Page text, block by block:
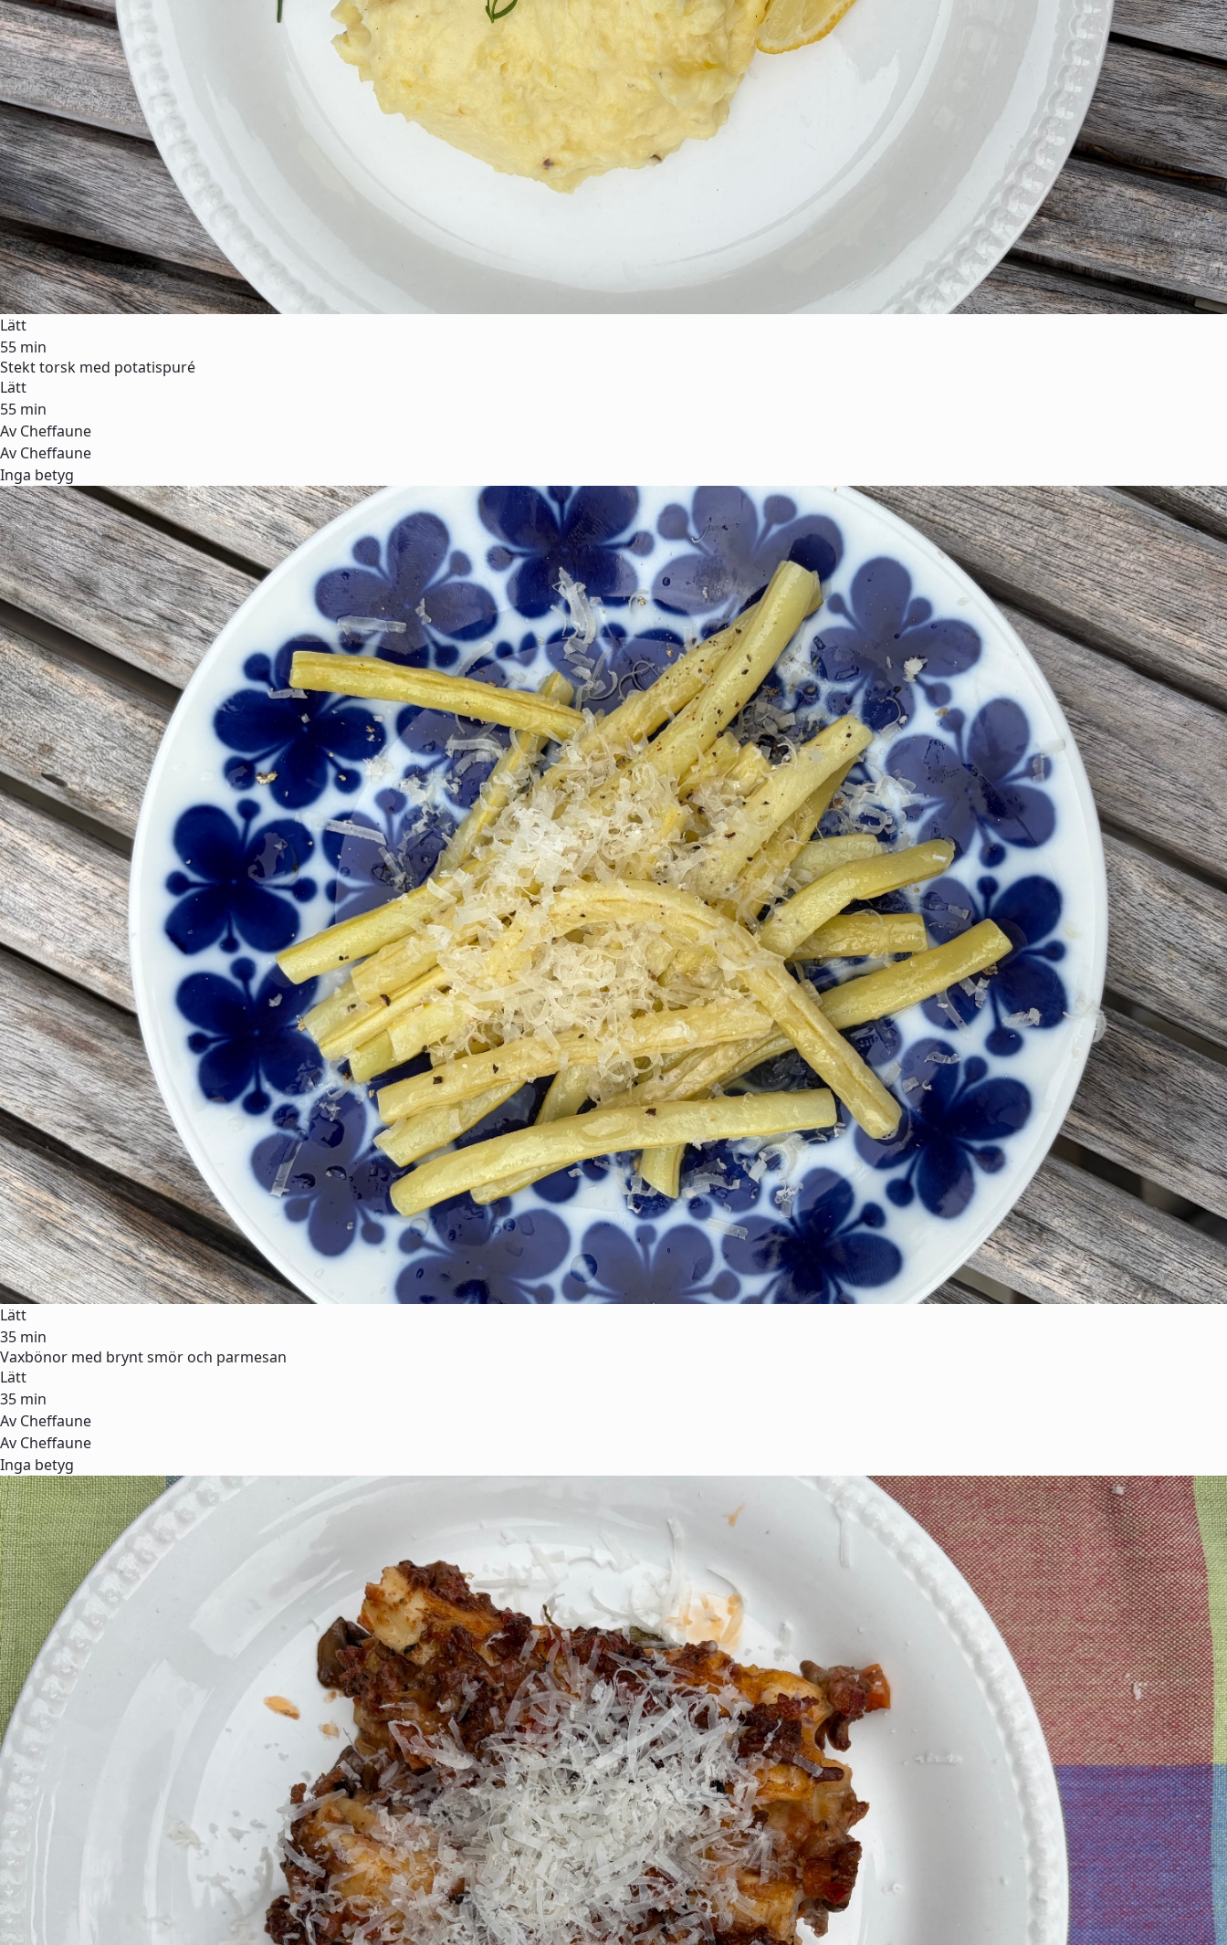
Lätt
55 min
Stekt torsk med potatispuré
Lätt
55 min
Av Cheffaune
Av Cheffaune
Inga betyg
Lätt
35 min
Vaxbönor med brynt smör och parmesan
Lätt
35 min
Av Cheffaune
Av Cheffaune
Inga betyg